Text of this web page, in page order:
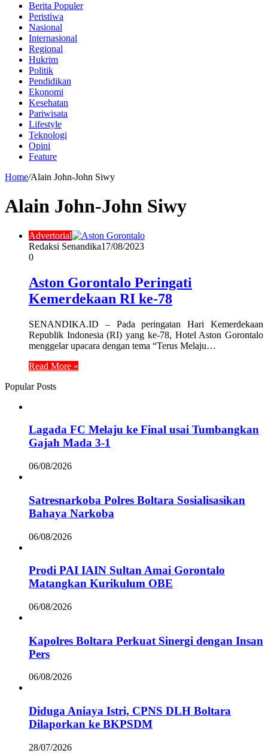
Berita Populer
Peristiwa
Nasional
Internasional
Regional
Hukrim
Politik
Pendidikan
Ekonomi
Kesehatan
Pariwisata
Lifestyle
Teknologi
Opini
Feature
Home/Alain John-John Siwy
Alain John-John Siwy
Advertorial
Redaksi Senandika17/08/2023
0
Aston Gorontalo Peringati
Kemerdekaan RI ke-78
SENANDIKA.ID – Pada peringatan Hari Kemerdekaan
Republik Indonesia (RI) yang ke-78, Hotel Aston Gorontalo
menggelar upacara dengan tema “Terus Melaju…
Read More »
Popular Posts
Lagada FC Melaju ke Final usai Tumbangkan
Gajah Mada 3-1
06/08/2026
Satresnarkoba Polres Boltara Sosialisasikan
Bahaya Narkoba
06/08/2026
Prodi PAI IAIN Sultan Amai Gorontalo
Matangkan Kurikulum OBE
06/08/2026
Kapolres Boltara Perkuat Sinergi dengan Insan
Pers
06/08/2026
Diduga Aniaya Istri, CPNS DLH Boltara
Dilaporkan ke BKPSDM
28/07/2026